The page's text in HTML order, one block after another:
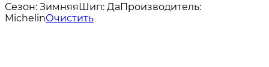
Сезон: ЗимняяШип: ДаПроизводитель:
MichelinОчистить